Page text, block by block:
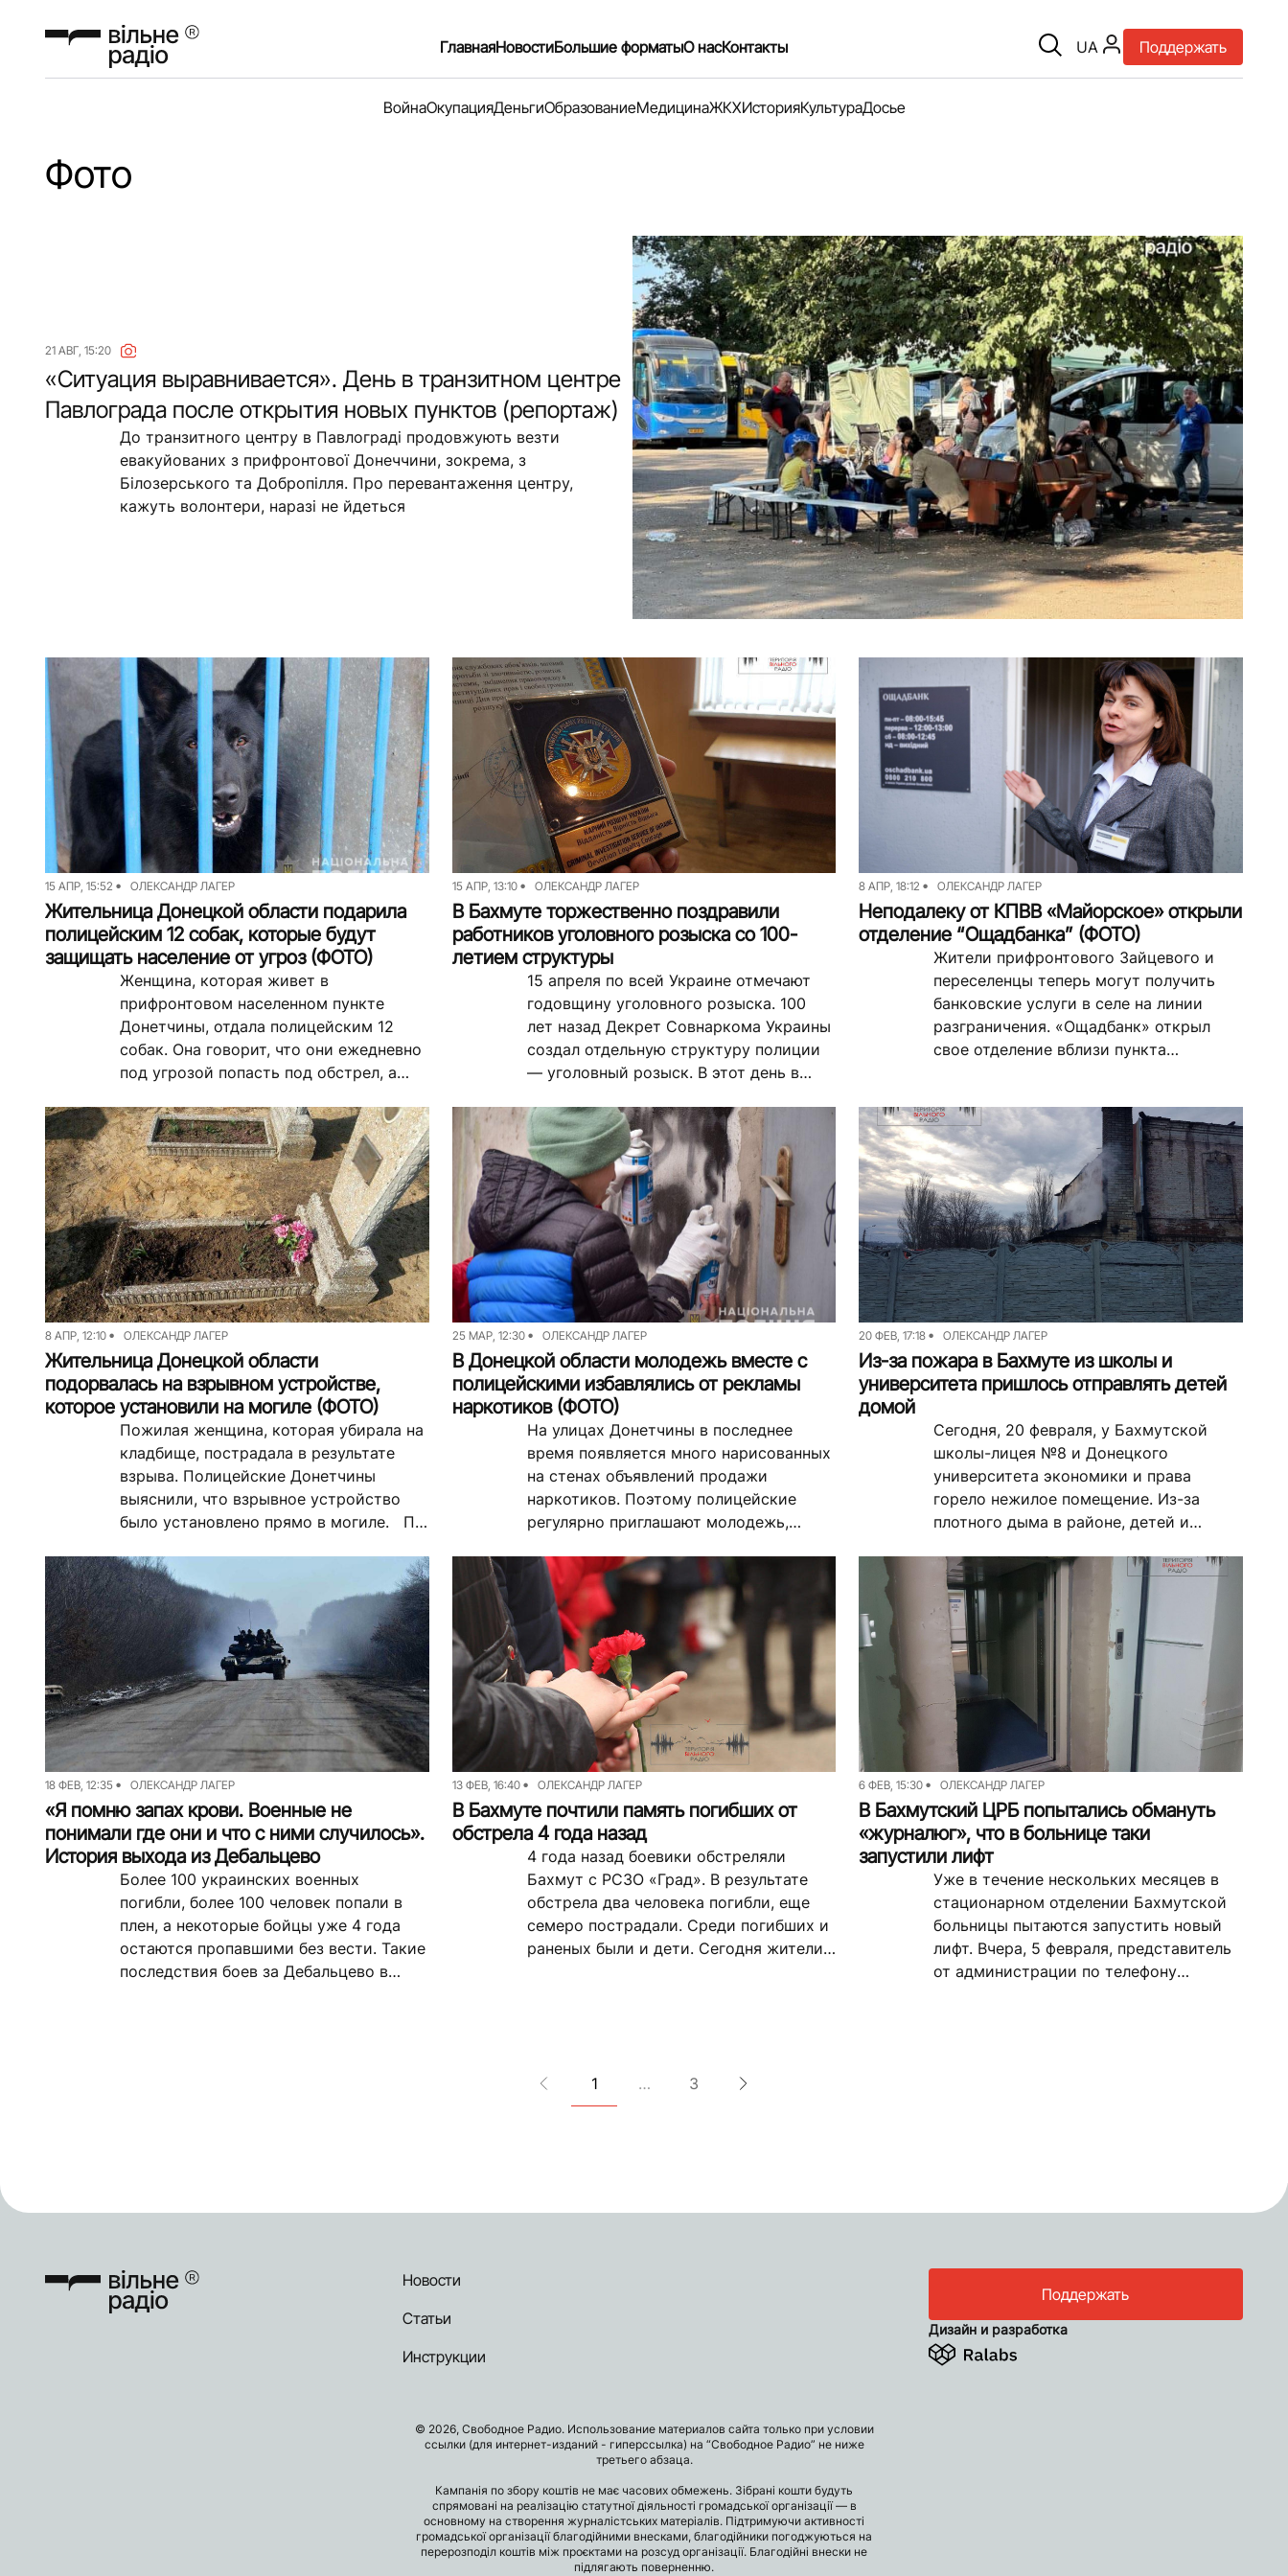
ГлавнаяНовостиБольшие форматыО насКонтакты UA Поддержать
ВойнаОкупацияДеньгиОбразованиеМедицинаЖКХИсторияКультураДосье
Фото
21 АВГ, 15:20
«Ситуация выравнивается». День в транзитном центре
Павлограда после открытия новых пунктов (репортаж)
До транзитного центру в Павлограді продовжують везти
евакуйованих з прифронтової Донеччини, зокрема, з
Білозерського та Добропілля. Про перевантаження центру,
кажуть волонтери, наразі не йдеться
15 АПР, 15:52 ОЛЕКСАНДР ЛАГЕР
Жительница Донецкой области подарила
полицейским 12 собак, которые будут
защищать население от угроз (ФОТО)
Женщина, которая живет в
прифронтовом населенном пункте
Донетчины, отдала полицейским 12
собак. Она говорит, что они ежедневно
под угрозой попасть под обстрел, а
служить и помогать....
15 АПР, 13:10 ОЛЕКСАНДР ЛАГЕР
В Бахмуте торжественно поздравили
работников уголовного розыска со 100-
летием структуры
15 апреля по всей Украине отмечают
годовщину уголовного розыска. 100
лет назад Декрет Совнаркома Украины
создал отдельную структуру полиции
— уголовный розыск. В этот день в
поздравили...
8 АПР, 18:12 ОЛЕКСАНДР ЛАГЕР
Неподалеку от КПВВ «Майорское» открыли
отделение “Ощадбанка” (ФОТО)
Жители прифронтового Зайцевого и
переселенцы теперь могут получить
банковские услуги в селе на линии
разграничения. «Ощадбанк» открыл
свое отделение вблизи пункта
8 АПР, 12:10 ОЛЕКСАНДР ЛАГЕР
Жительница Донецкой области
подорвалась на взрывном устройстве,
которое установили на могиле (ФОТО)
Пожилая женщина, которая убирала на
кладбище, пострадала в результате
взрыва. Полицейские Донетчины
выяснили, что взрывное устройство
было установлено прямо в могиле. По
пострадала во время...
25 МАР, 12:30 ОЛЕКСАНДР ЛАГЕР
В Донецкой области молодежь вместе с
полицейскими избавлялись от рекламы
наркотиков (ФОТО)
На улицах Донетчины в последнее
время появляется много нарисованных
на стенах объявлений продажи
наркотиков. Поэтому полицейские
регулярно приглашают молодежь,
надписи. Подобный рейд проходил на
выходных в...
20 ФЕВ, 17:18 ОЛЕКСАНДР ЛАГЕР
Из-за пожара в Бахмуте из школы и
университета пришлось отправлять детей
домой
Сегодня, 20 февраля, у Бахмутской
школы-лицея №8 и Донецкого
университета экономики и права
горело нежилое помещение. Из-за
плотного дыма в районе, детей и
Журналисты Свободного радио...
18 ФЕВ, 12:35 ОЛЕКСАНДР ЛАГЕР
«Я помню запах крови. Военные не
понимали где они и что с ними случилось».
История выхода из Дебальцево
Более 100 украинских военных
погибли, более 100 человек попали в
плен, а некоторые бойцы уже 4 года
остаются пропавшими без вести. Такие
последствия боев за Дебальцево в
13 ФЕВ, 16:40 ОЛЕКСАНДР ЛАГЕР
В Бахмуте почтили память погибших от
обстрела 4 года назад
4 года назад боевики обстреляли
Бахмут с РСЗО «Град». В результате
обстрела два человека погибли, еще
семеро пострадали. Среди погибших и
раненых были и дети. Сегодня жители
6 ФЕВ, 15:30 ОЛЕКСАНДР ЛАГЕР
В Бахмутский ЦРБ попытались обмануть
«журналюг», что в больнице таки
запустили лифт
Уже в течение нескольких месяцев в
стационарном отделении Бахмутской
больницы пытаются запустить новый
лифт. Вчера, 5 февраля, представитель
от администрации по телефону
1 … 3
Новости
Статьи
Инструкции
Поддержать
Дизайн и разработка
© 2026, Свободное Радио. Использование материалов сайта только при условии
ссылки (для интернет-изданий - гиперссылка) на “Свободное Радио” не ниже
третьего абзаца.
Кампанія по збору коштів не має часових обмежень. Зібрані кошти будуть
спрямовані на реалізацію статутної діяльності громадської організації — в
основному на створення журналістських матеріалів. Підтримуючи активності
громадської організації благодійними внесками, благодійники погоджуються на
перерозподіл коштів між проєктами на розсуд організації. Благодійні внески не
підлягають поверненню.